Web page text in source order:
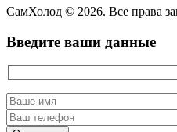
СамХолод © 2026. Все права
Введите ваши данные